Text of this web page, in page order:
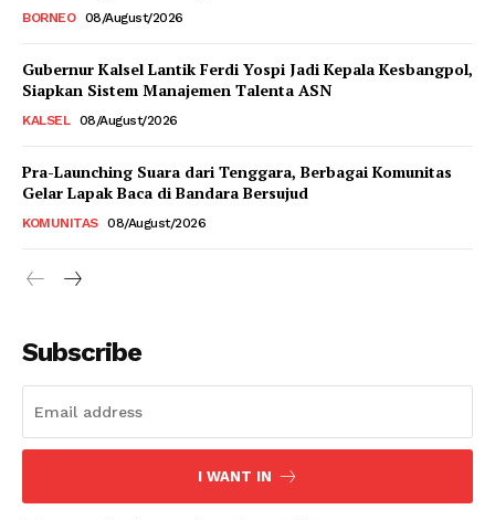
BORNEO 08/August/2026
Gubernur Kalsel Lantik Ferdi Yospi Jadi Kepala Kesbangpol,
Siapkan Sistem Manajemen Talenta ASN
KALSEL 08/August/2026
Pra-Launching Suara dari Tenggara, Berbagai Komunitas
Gelar Lapak Baca di Bandara Bersujud
KOMUNITAS 08/August/2026
Subscribe
I WANT IN